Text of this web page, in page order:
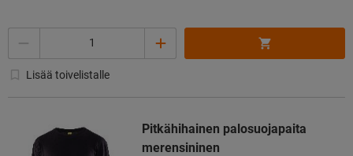
Lisää toivelistalle
Pitkähihainen palosuojapaita
merensininen